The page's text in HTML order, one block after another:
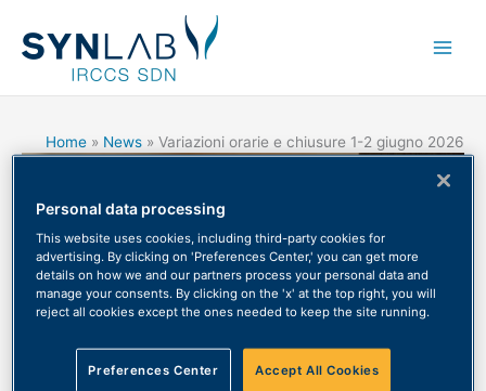
Home News Variazioni orarie e chiusure 1-2 giugno 2026
Personal data processing
This website uses cookies, including third-party cookies for
advertising. By clicking on 'Preferences Center,' you can get more
details on how we and our partners process your personal data and
manage your consents. By clicking on the 'x' at the top right, you will
reject all cookies except the ones needed to keep the site running.
Preferences Center Accept All Cookies